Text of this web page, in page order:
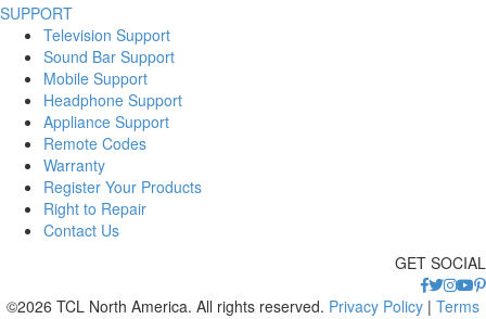
SUPPORT
Television Support
Sound Bar Support
Mobile Support
Headphone Support
Appliance Support
Remote Codes
Warranty
Register Your Products
Right to Repair
Contact Us
GET SOCIAL
©2026 TCL North America. All rights reserved. Privacy Policy | Terms